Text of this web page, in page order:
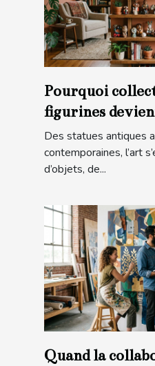
Pourquoi
figurines
forme d’art
Des statues antiques
contemporaines, l’art
d’objets, de...
Quand la